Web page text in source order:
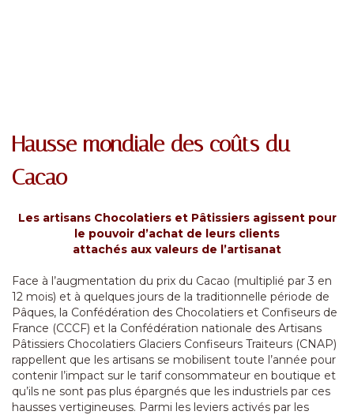
Hausse mondiale des coûts du
Cacao
Les artisans Chocolatiers et Pâtissiers agissent pour
le pouvoir d’achat de leurs clients
attachés aux valeurs de l’artisanat
Face à l’augmentation du prix du Cacao (multiplié par 3 en
12 mois) et à quelques jours de la traditionnelle période de
Pâques, la Confédération des Chocolatiers et Confiseurs de
France (CCCF) et la Confédération nationale des Artisans
Pâtissiers Chocolatiers Glaciers Confiseurs Traiteurs (CNAP)
rappellent que les artisans se mobilisent toute l’année pour
contenir l’impact sur le tarif consommateur en boutique et
qu’ils ne sont pas plus épargnés que les industriels par ces
hausses vertigineuses. Parmi les leviers activés par les